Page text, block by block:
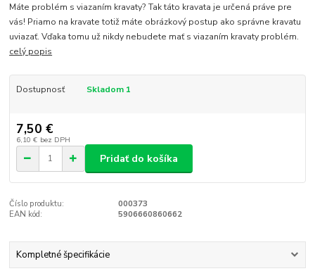
Máte problém s viazaním kravaty? Tak táto kravata je určená práve pre
vás! Priamo na kravate totiž máte obrázkový postup ako správne kravatu
uviazať. Vďaka tomu už nikdy nebudete mať s viazaním kravaty problém.
celý popis
Dostupnosť Skladom 1
7,50 €
6,10 € bez DPH
Pridať do košíka
Číslo produktu:
000373
EAN kód:
5906660860662
Kompletné špecifikácie